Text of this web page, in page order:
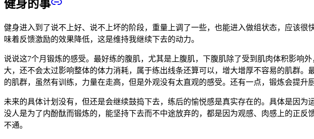
健身的事
健身进入到了说不上好、说不上坏的阶段，重量上调了一些，也能进入做组状态，应该
味着反馈激励的效果降低，这是维持我继续下去的动力。
说说这7个月锻炼的感受。最好练的腹肌，尤其是上腹肌，下腹肌除了受到肌肉体积影响
大，还不会太过影响整体的体力消耗，属于练出线条还算可以，增大增厚不容易的肌群
的肌群，虽然有训练，力量在走高，但是外观没有太直观的感受。还有一点，锻炼会提升
未来的具体计划没有，但还是会继续鼓捣下去，练后的愉悦感是真实存在的。具体是因
没人是为了内酚酞而锻炼的，能坚持下去而不中途放弃的，都是因为观感、肉感上的正
不通。